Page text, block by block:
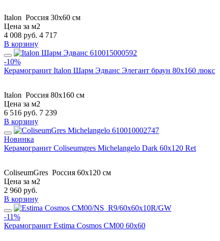
Italon Россия 30x60 см
Цена за м2
4 008 руб. 4 717
В корзину
-10%
Керамогранит Italon Шарм Эдванс Элегант браун 80x160 люкс
Italon Россия 80x160 см
Цена за м2
6 516 руб. 7 239
В корзину
Новинка
Керамогранит Coliseumgres Michelangelo Dark 60x120 Ret
ColiseumGres Россия 60x120 см
Цена за м2
2 960 руб.
В корзину
-11%
Керамогранит Estima Cosmos CM00 60x60